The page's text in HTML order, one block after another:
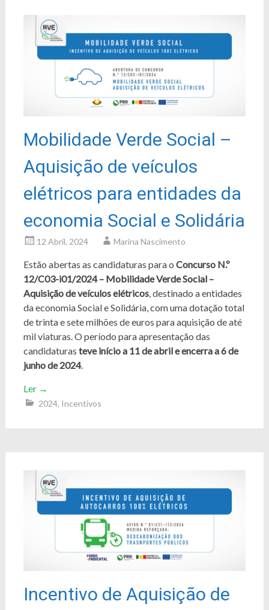
Mobilidade Verde Social –
Aquisição de veículos
elétricos para entidades da
economia Social e Solidária
12 Abril, 2024 Marina Nascimento
Estão abertas as candidaturas para o Concurso N.º
12/C03-i01/2024 – Mobilidade Verde Social –
Aquisição de veículos elétricos, destinado a entidades
da economia Social e Solidária, com uma dotação total
de trinta e sete milhões de euros para aquisição de até
mil viaturas. O período para apresentação das
candidaturas teve início a 11 de abril e encerra a 6 de
junho de 2024.
Ler →
2024, Incentivos
Incentivo de Aquisição de